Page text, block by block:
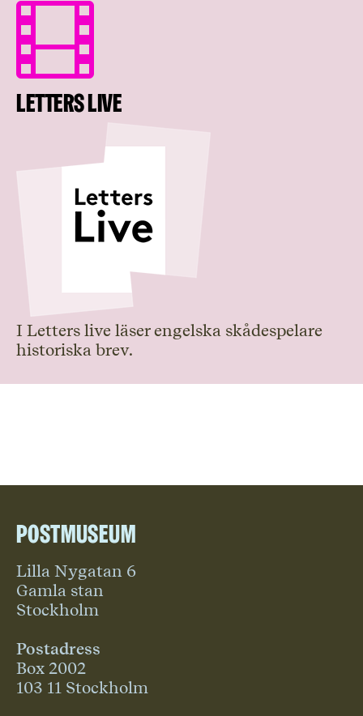

Letters live
I Letters live läser engelska skådespelare
historiska brev.
Postmuseum
Lilla Nygatan 6
Gamla stan
Stockholm
Postadress
Box 2002
103 11 Stockholm